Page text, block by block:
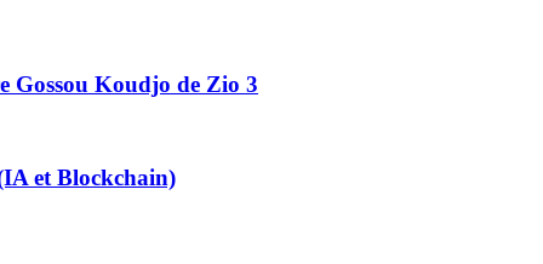
Gossou Koudjo de Zio 3
et Blockchain)